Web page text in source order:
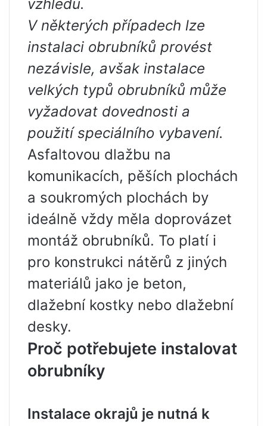
vzhledu.
V některých případech lze
instalaci obrubníků provést
nezávisle, avšak instalace
velkých typů obrubníků může
vyžadovat dovednosti a
použití speciálního vybavení.
Asfaltovou dlažbu na
komunikacích, pěších plochách
a soukromých plochách by
ideálně vždy měla doprovázet
montáž obrubníků. To platí i
pro konstrukci nátěrů z jiných
materiálů jako je beton,
dlažební kostky nebo dlažební
desky.
Proč potřebujete instalovat
obrubníky
Instalace okrajů je nutná k